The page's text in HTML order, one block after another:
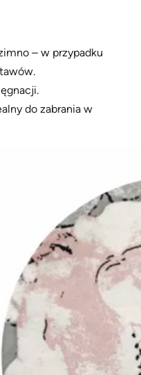
– w przypadku
do zabrania w